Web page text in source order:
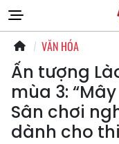
VĂN HÓA
Ấn tượng
mùa 3:
Sân chơi
dành cho